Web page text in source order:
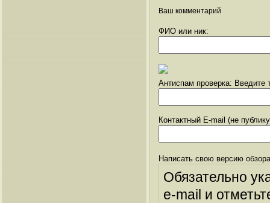
Ваш комментарий
ФИО или ник:
Антиспам проверка: Введите
Контактный E-mail (не
Написать свою версию
Обязательно
e-mail и